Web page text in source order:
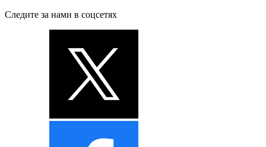
Следите за нами в соцсетях